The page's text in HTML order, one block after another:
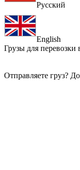
Русский
English
Грузы для перевозки
Отправляете груз?